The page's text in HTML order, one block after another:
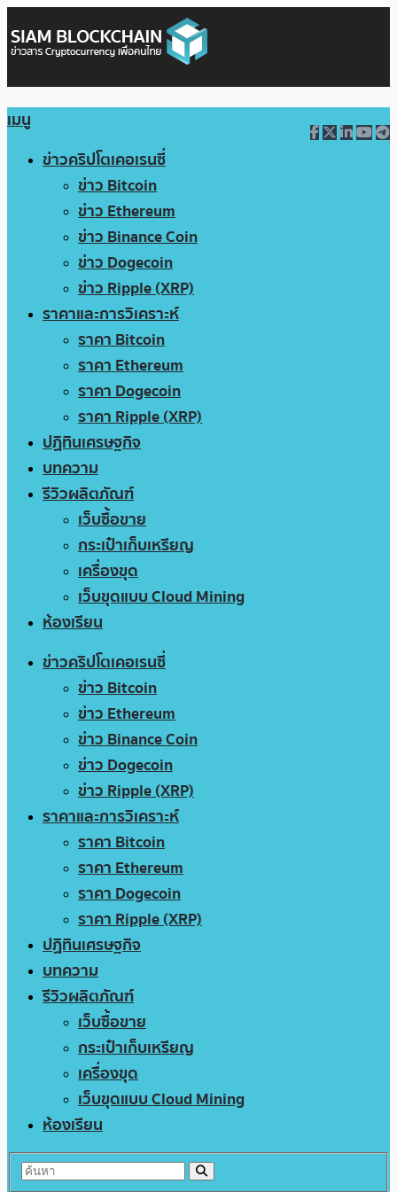
เมนู
ข่าวคริปโตเคอเรนซี่
ข่าว Bitcoin
ข่าว Ethereum
ข่าว Binance Coin
ข่าว Dogecoin
ข่าว Ripple (XRP)
ราคาและการวิเคราะห์
ราคา Bitcoin
ราคา Ethereum
ราคา Dogecoin
ราคา Ripple (XRP)
ปฏิทินเศรษฐกิจ
บทความ
รีวิวผลิตภัณฑ์
เว็บซื้อขาย
กระเป๋าเก็บเหรียญ
เครื่องขุด
เว็บขุดแบบ Cloud Mining
ห้องเรียน
ข่าวคริปโตเคอเรนซี่
ข่าว Bitcoin
ข่าว Ethereum
ข่าว Binance Coin
ข่าว Dogecoin
ข่าว Ripple (XRP)
ราคาและการวิเคราะห์
ราคา Bitcoin
ราคา Ethereum
ราคา Dogecoin
ราคา Ripple (XRP)
ปฏิทินเศรษฐกิจ
บทความ
รีวิวผลิตภัณฑ์
เว็บซื้อขาย
กระเป๋าเก็บเหรียญ
เครื่องขุด
เว็บขุดแบบ Cloud Mining
ห้องเรียน